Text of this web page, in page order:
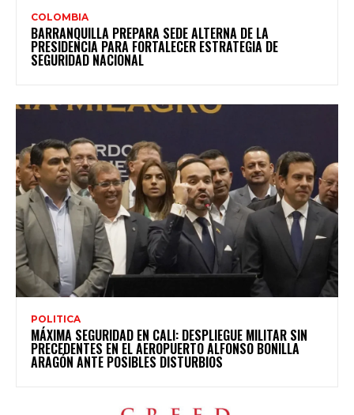
COLOMBIA
BARRANQUILLA PREPARA SEDE ALTERNA DE LA
PRESIDENCIA PARA FORTALECER ESTRATEGIA DE
SEGURIDAD NACIONAL
POLITICA
MÁXIMA SEGURIDAD EN CALI: DESPLIEGUE MILITAR SIN
PRECEDENTES EN EL AEROPUERTO ALFONSO BONILLA
ARAGÓN ANTE POSIBLES DISTURBIOS